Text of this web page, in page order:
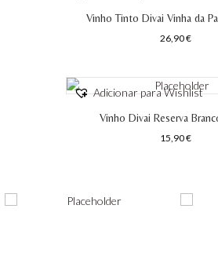
Vinho Tinto Divai Vinha da
26,90€
Adicionar para Wishlist
Vinho Divai Reserva
15,90€